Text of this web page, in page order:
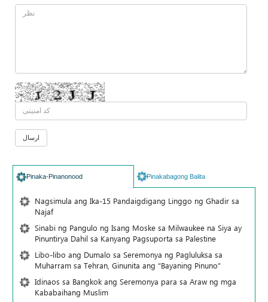
Pinaka-Pinanonood Pinakabagong Balita
Nagsimula ang Ika-15 Pandaigdigang Linggo ng Ghadir sa
Najaf
Sinabi ng Pangulo ng Isang Moske sa Milwaukee na Siya ay
Pinuntirya Dahil sa Kanyang Pagsuporta sa Palestine
Libo-libo ang Dumalo sa Seremonya ng Pagluluksa sa
Muharram sa Tehran, Ginunita ang “Bayaning Pinuno”
Idinaos sa Bangkok ang Seremonya para sa Araw ng mga
Kababaihang Muslim